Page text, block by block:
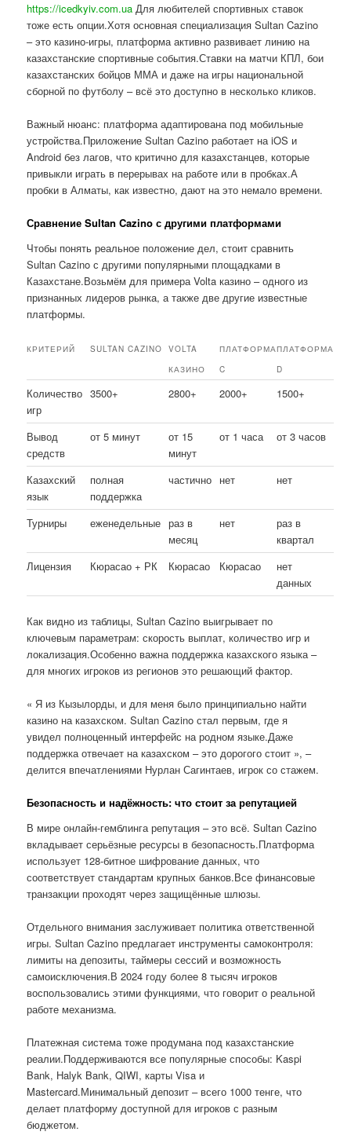
https://icedkyiv.com.ua Для любителей спортивных ставок
тоже есть опции.Хотя основная специализация Sultan Cazino
– это казино-игры, платформа активно развивает линию на
казахстанские спортивные события.Ставки на матчи КПЛ, бои
казахстанских бойцов ММА и даже на игры национальной
сборной по футболу – всё это доступно в несколько кликов.
Важный нюанс: платформа адаптирована под мобильные
устройства.Приложение Sultan Cazino работает на iOS и
Android без лагов, что критично для казахстанцев, которые
привыкли играть в перерывах на работе или в пробках.А
пробки в Алматы, как известно, дают на это немало времени.
Сравнение Sultan Cazino с другими платформами
Чтобы понять реальное положение дел, стоит сравнить
Sultan Cazino с другими популярными площадками в
Казахстане.Возьмём для примера Volta казино – одного из
признанных лидеров рынка, а также две другие известные
платформы.
КРИТЕРИЙ SULTAN CAZINO
VOLTA
КАЗИНО
ПЛАТФОРМА
C
ПЛАТФОРМА
D
Количество
игр
3500+ 2800+ 2000+ 1500+
Вывод
средств
от 5 минут
от 15
минут
от 1 часа от 3 часов
Казахский
язык
полная
поддержка
частично нет нет
Турниры еженедельные раз в
месяц
нет
раз в
квартал
Лицензия
Кюрасао + РК Кюрасао Кюрасао
нет
данных
Как видно из таблицы, Sultan Cazino выигрывает по
ключевым параметрам: скорость выплат, количество игр и
локализация.Особенно важна поддержка казахского языка –
для многих игроков из регионов это решающий фактор.
« Я из Кызылорды, и для меня было принципиально найти
казино на казахском. Sultan Cazino стал первым, где я
увидел полноценный интерфейс на родном языке.Даже
поддержка отвечает на казахском – это дорогого стоит », –
делится впечатлениями Нурлан Сагинтаев, игрок со стажем.
Безопасность и надёжность: что стоит за репутацией
В мире онлайн-гемблинга репутация – это всё. Sultan Cazino
вкладывает серьёзные ресурсы в безопасность.Платформа
использует 128-битное шифрование данных, что
соответствует стандартам крупных банков.Все финансовые
транзакции проходят через защищённые шлюзы.
Отдельного внимания заслуживает политика ответственной
игры. Sultan Cazino предлагает инструменты самоконтроля:
лимиты на депозиты, таймеры сессий и возможность
самоисключения.В 2024 году более 8 тысяч игроков
воспользовались этими функциями, что говорит о реальной
работе механизма.
Платежная система тоже продумана под казахстанские
реалии.Поддерживаются все популярные способы: Kaspi
Bank, Halyk Bank, QIWI, карты Visa и
Mastercard.Минимальный депозит – всего 1000 тенге, что
делает платформу доступной для игроков с разным
бюджетом.